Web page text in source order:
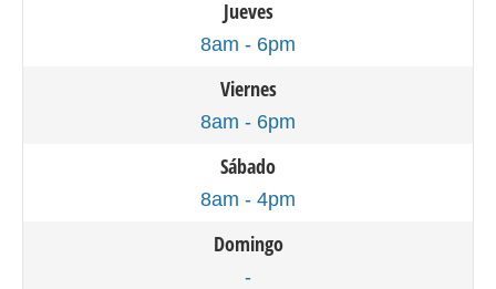
Jueves
8am - 6pm
Viernes
8am - 6pm
Sábado
8am - 4pm
Domingo
-